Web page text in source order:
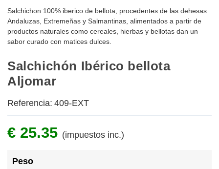
Salchichon 100% iberico de bellota, procedentes de las dehesas
Andaluzas, Extremeñas y Salmantinas, alimentados a partir de
productos naturales como cereales, hierbas y bellotas dan un
sabor curado con matices dulces.
Salchichón Ibérico bellota
Aljomar
Referencia: 409-EXT
€ 25.35 (impuestos inc.)
Peso